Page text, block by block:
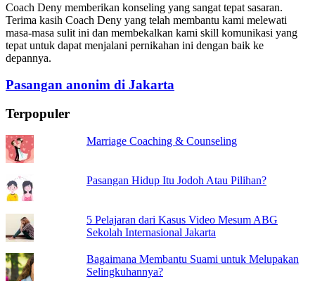
Coach Deny memberikan konseling yang sangat tepat sasaran.
Terima kasih Coach Deny yang telah membantu kami melewati
masa-masa sulit ini dan membekalkan kami skill komunikasi yang
tepat untuk dapat menjalani pernikahan ini dengan baik ke
depannya.
Pasangan anonim di Jakarta
Terpopuler
Marriage Coaching & Counseling
Pasangan Hidup Itu Jodoh Atau Pilihan?
5 Pelajaran dari Kasus Video Mesum ABG
Sekolah Internasional Jakarta
Bagaimana Membantu Suami untuk Melupakan
Selingkuhannya?